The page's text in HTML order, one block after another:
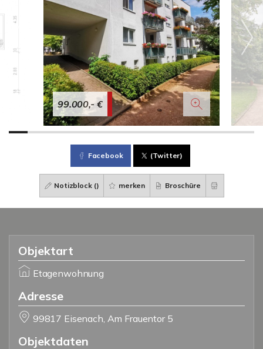
99.000,- €
Facebook (Twitter)
Notizblock () merken Broschüre
Objektart
Etagenwohnung
Adresse
99817 Eisenach, Am Frauentor 5
Objektdaten